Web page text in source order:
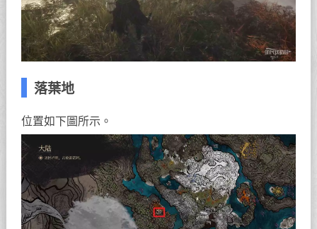
落葉地
位置如下圖所示。